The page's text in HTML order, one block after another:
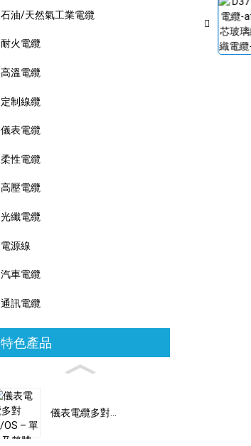
石油/天然氣工業電纜
耐火電纜
高溫電纜
定制線纜
儀表電纜
柔性電纜
高壓電纜
光纖電纜
電源線
汽車電纜
通訊電纜
特色產品
儀表電纜多對...